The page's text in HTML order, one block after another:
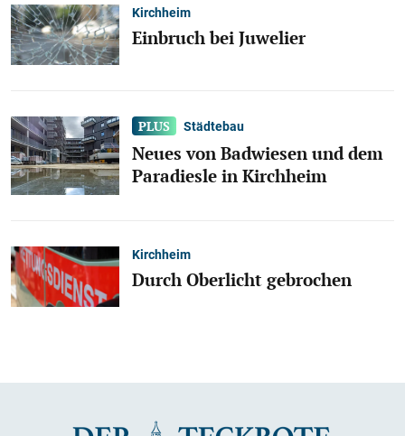
Kirchheim
Einbruch bei Juwelier
Städtebau
Neues von Badwiesen und dem
Paradiesle in Kirchheim
Kirchheim
Durch Oberlicht gebrochen